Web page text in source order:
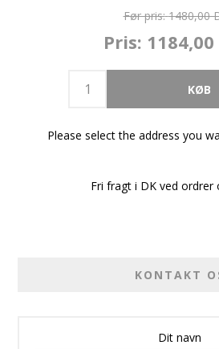
Før pris: 1480,00
Pris: 1184,00
Please select the address you
Fri fragt i DK ved ordrer
KONTAKT
Dit navn